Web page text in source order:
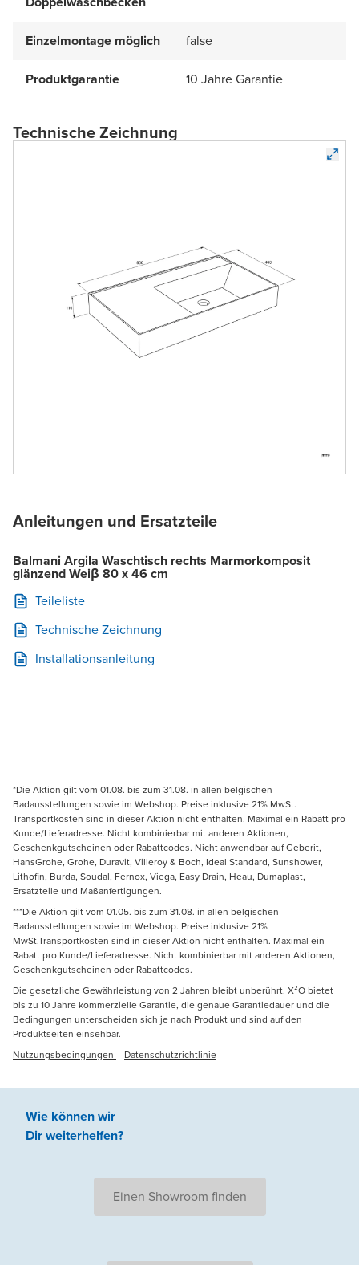
Einzelmontage möglich false
Produktgarantie 10 Jahre Garantie
Technische Zeichnung
Anleitungen und Ersatzteile
Balmani Argila Waschtisch rechts Marmorkomposit
glänzend Weiβ 80 x 46 cm
Teileliste
Technische Zeichnung
Installationsanleitung
*Die Aktion gilt vom 01.08. bis zum 31.08. in allen belgischen
Badausstellungen sowie im Webshop. Preise inklusive 21% MwSt.
Transportkosten sind in dieser Aktion nicht enthalten. Maximal ein Rabatt pro
Kunde/Lieferadresse. Nicht kombinierbar mit anderen Aktionen,
Geschenkgutscheinen oder Rabattcodes. Nicht anwendbar auf Geberit,
HansGrohe, Grohe, Duravit, Villeroy & Boch, Ideal Standard, Sunshower,
Lithofin, Burda, Soudal, Fernox, Viega, Easy Drain, Heau, Dumaplast,
Ersatzteile und Maßanfertigungen.
***Die Aktion gilt vom 01.05. bis zum 31.08. in allen belgischen
Badausstellungen sowie im Webshop. Preise inklusive 21%
MwSt.Transportkosten sind in dieser Aktion nicht enthalten. Maximal ein
Rabatt pro Kunde/Lieferadresse. Nicht kombinierbar mit anderen Aktionen,
Geschenkgutscheinen oder Rabattcodes.
Die gesetzliche Gewährleistung von 2 Jahren bleibt unberührt. X²O bietet
bis zu 10 Jahre kommerzielle Garantie, die genaue Garantiedauer und die
Bedingungen unterscheiden sich je nach Produkt und sind auf den
Produktseiten einsehbar.
Nutzungsbedingungen – Datenschutzrichtlinie
Wie können wir
Dir weiterhelfen?
Einen Showroom finden